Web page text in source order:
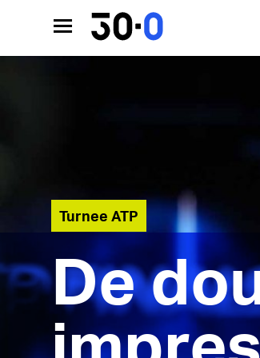
Turnee ATP
De